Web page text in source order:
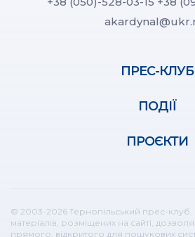
ПРЕС-КЛУБ
ПОДІЇ
ПРОЄКТИ
© 2003-2026 Тернопільський прес-
матеріалів, розміщених на сайті,
прямого, відкритого для пошукових